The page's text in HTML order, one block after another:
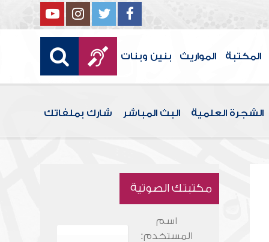
المكتبة المواريث بنين وبنات
الشجرة العلمية البث المباشر شارك بملفاتك
مكتبتك الصوتية
اسم
المستخدم: